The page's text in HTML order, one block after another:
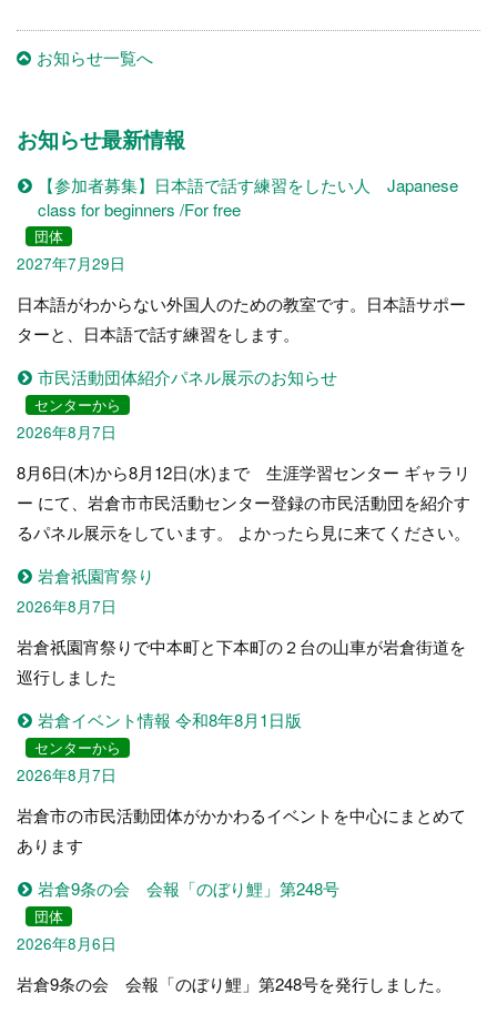
お知らせ一覧へ
お知らせ最新情報
【参加者募集】日本語で話す練習をしたい人 Japanese
class for beginners /For free
団体
2027年7月29日
日本語がわからない外国人のための教室です。日本語サポー
ターと、日本語で話す練習をします。
市民活動団体紹介パネル展示のお知らせ
センターから
2026年8月7日
8月6日(木)から8月12日(水)まで 生涯学習センター ギャラリ
ー にて、岩倉市市民活動センター登録の市民活動団を紹介す
るパネル展示をしています。 よかったら見に来てください。
岩倉祇園宵祭り
2026年8月7日
岩倉祇園宵祭りで中本町と下本町の２台の山車が岩倉街道を
巡行しました
岩倉イベント情報 令和8年8月1日版
センターから
2026年8月7日
岩倉市の市民活動団体がかかわるイベントを中心にまとめて
あります
岩倉9条の会 会報「のぼり鯉」第248号
団体
2026年8月6日
岩倉9条の会 会報「のぼり鯉」第248号を発行しました。